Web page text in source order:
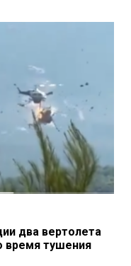
два вертолета
время тушения